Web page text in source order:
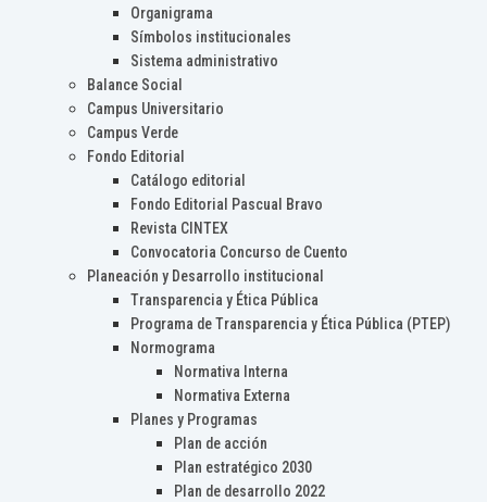
Organigrama
Símbolos institucionales
Sistema administrativo
Balance Social
Campus Universitario
Campus Verde
Fondo Editorial
Catálogo editorial
Fondo Editorial Pascual Bravo
Revista CINTEX
Convocatoria Concurso de Cuento
Planeación y Desarrollo institucional
Transparencia y Ética Pública
Programa de Transparencia y Ética Pública (PTEP)
Normograma
Normativa Interna
Normativa Externa
Planes y Programas
Plan de acción
Plan estratégico 2030
Plan de desarrollo 2022